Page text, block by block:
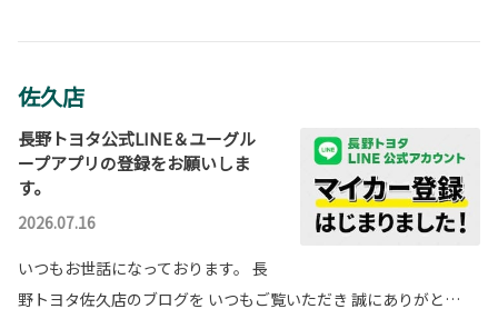
佐久店
長野トヨタ公式LINE＆ユーグル
ープアプリの登録をお願いしま
す。
2026.07.16
いつもお世話になっております。 長
野トヨタ佐久店のブログを いつもご覧いただき 誠にありがと…